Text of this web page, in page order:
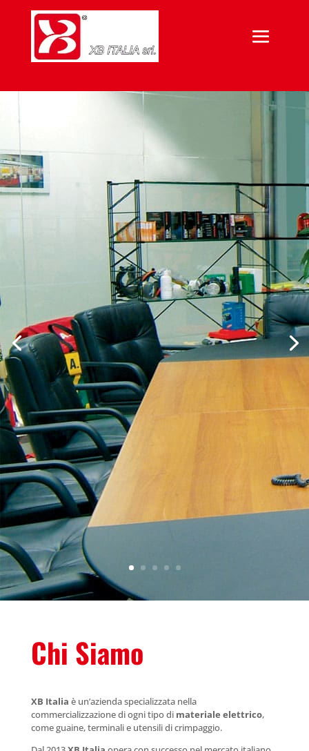
Chi Siamo
XB Italia è un’azienda specializzata nella
commercializzazione di ogni tipo di materiale elettrico,
come guaine, terminali e utensili di crimpaggio.